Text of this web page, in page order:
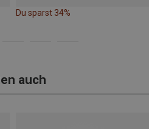
Du sparst 34%
auch